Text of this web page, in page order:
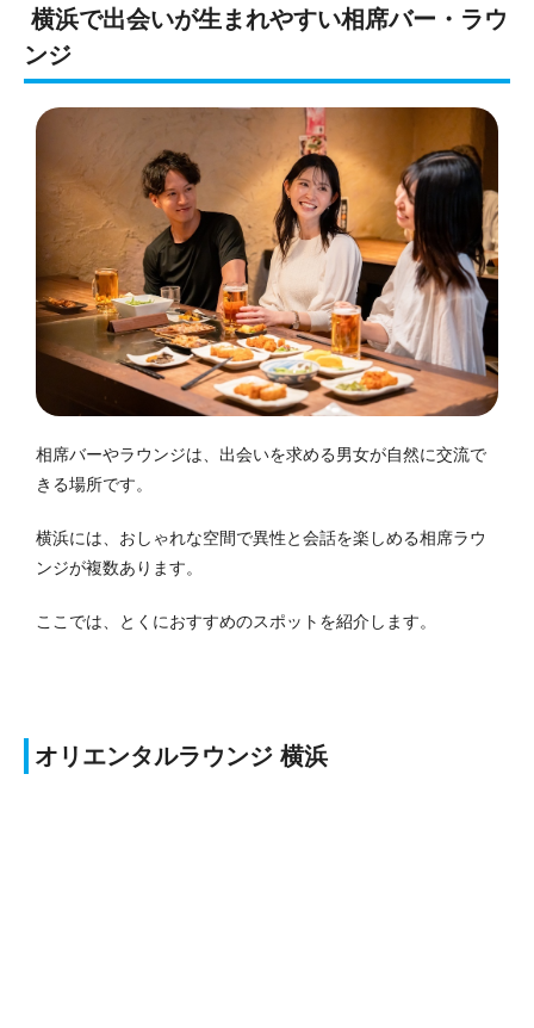
横浜で出会いが生まれやすい相席バー・ラウ
ンジ
相席バーやラウンジは、出会いを求める男女が自然に交流で
きる場所です。
横浜には、おしゃれな空間で異性と会話を楽しめる相席ラウ
ンジが複数あります。
ここでは、とくにおすすめのスポットを紹介します。
オリエンタルラウンジ 横浜